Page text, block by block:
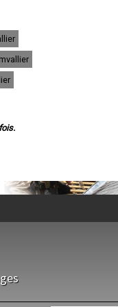
Tarbes
Le Havre